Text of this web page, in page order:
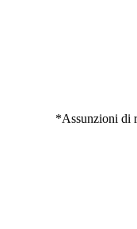
*Assunzioni di